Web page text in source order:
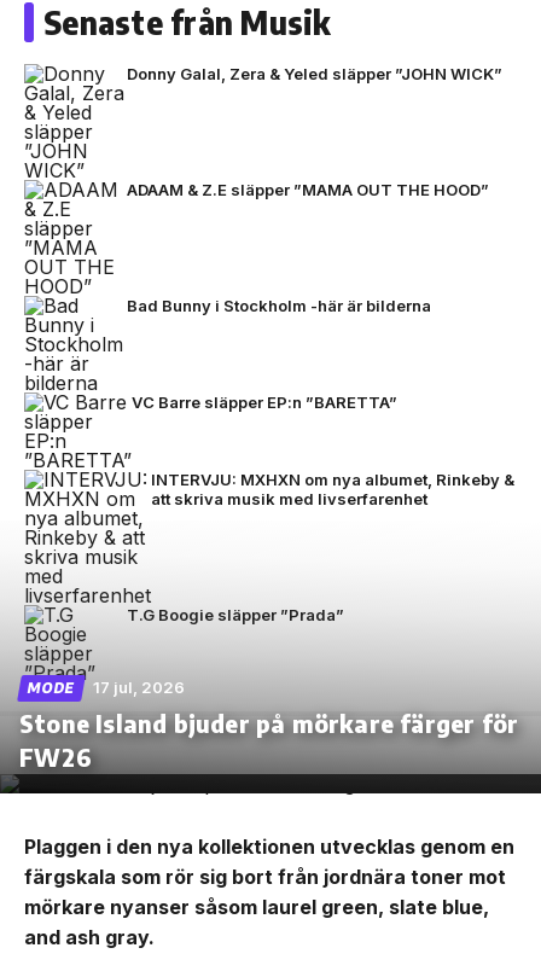
Senaste från Musik
Donny Galal, Zera & Yeled släpper ”JOHN WICK”
ADAAM & Z.E släpper ”MAMA OUT THE HOOD”
Bad Bunny i Stockholm -här är bilderna
VC Barre släpper EP:n ”BARETTA”
INTERVJU: MXHXN om nya albumet, Rinkeby &
att skriva musik med livserfarenhet
T.G Boogie släpper ”Prada”
MODE 17 jul, 2026
Stone Island bjuder på mörkare färger för
FW26
Plaggen i den nya kollektionen utvecklas genom en
färgskala som rör sig bort från jordnära toner mot
mörkare nyanser såsom laurel green, slate blue,
and ash gray.